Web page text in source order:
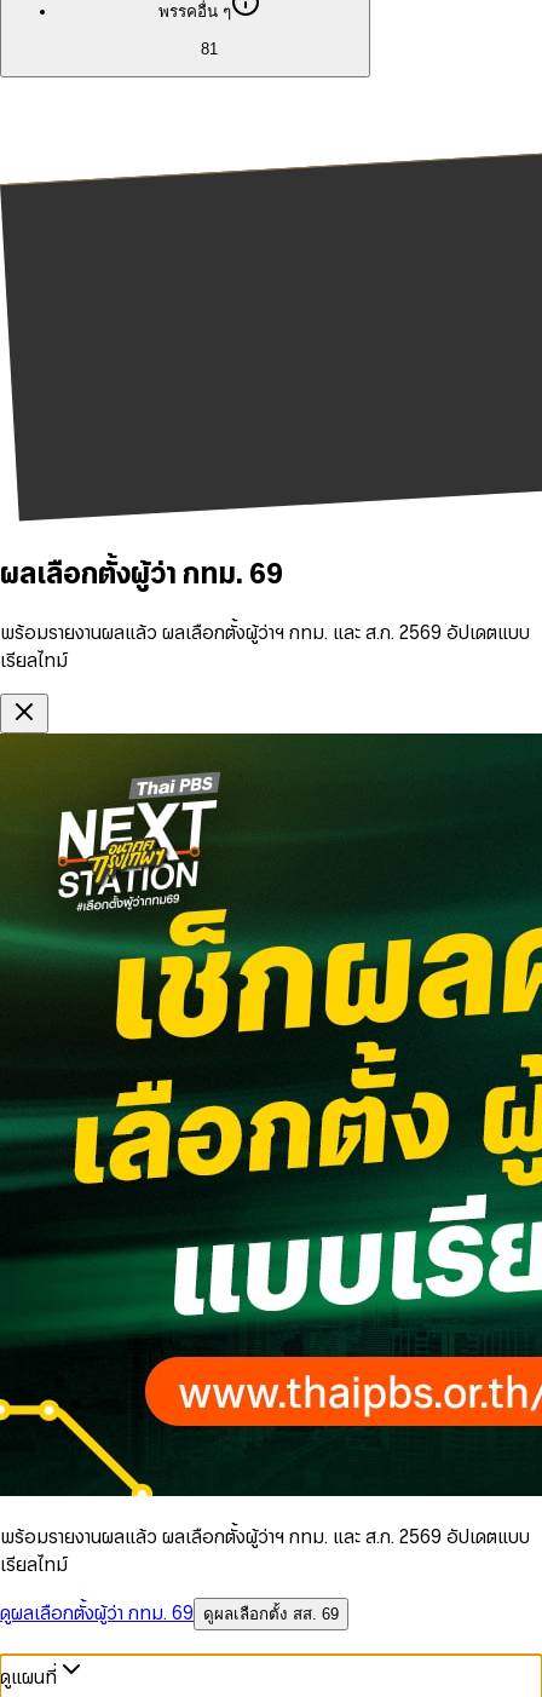
พรรคอื่น ๆ
81
ผลเลือกตั้งผู้ว่า กทม. 69
พร้อมรายงานผลแล้ว ผลเลือกตั้งผู้ว่าฯ กทม. และ ส.ก. 2569 อัปเดตแบบ
เรียลไทม์
พร้อมรายงานผลแล้ว ผลเลือกตั้งผู้ว่าฯ กทม. และ ส.ก. 2569 อัปเดตแบบ
เรียลไทม์
ดูผลเลือกตั้งผู้ว่า กทม. 69
ดูผลเลือกตั้ง สส. 69
ดูแผนที่